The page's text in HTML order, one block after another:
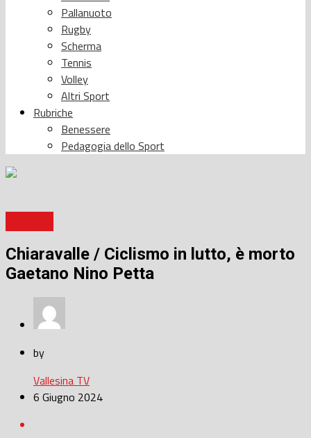
Pallanuoto
Rugby
Scherma
Tennis
Volley
Altri Sport
Rubriche
Benessere
Pedagogia dello Sport
Chiaravalle / Ciclismo in lutto, è morto
Gaetano Nino Petta
by
Vallesina TV
6 Giugno 2024